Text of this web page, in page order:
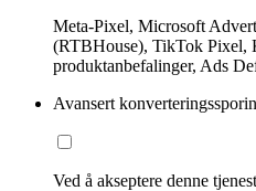
Meta-Pixel, Microsoft
(RTBHouse), TikTok Pixel,
produktanbefalinger, Ads
Avansert
Ved å akseptere denne